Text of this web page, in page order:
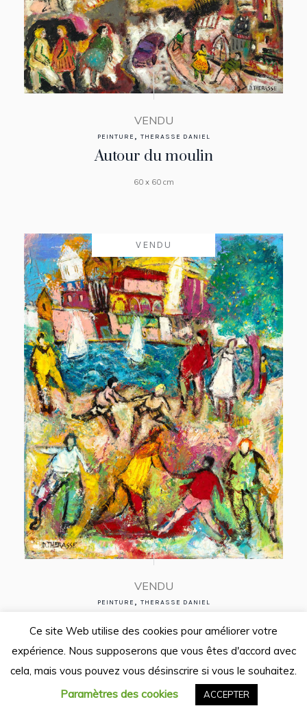
VENDU
PEINTURE , THERASSE DANIEL
Autour du moulin
60 x 60 cm
VENDU
VENDU
PEINTURE , THERASSE DANIEL
41 x 33 cm
Ce site Web utilise des cookies pour améliorer votre
expérience. Nous supposerons que vous êtes d'accord avec
cela, mais vous pouvez vous désinscrire si vous le souhaitez.
Paramètres des cookies ACCEPTER